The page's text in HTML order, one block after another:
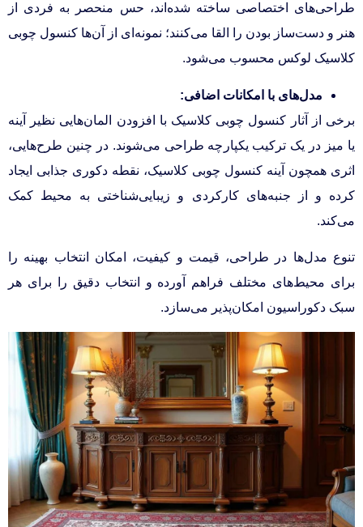
طراحی‌های اختصاصی ساخته شده‌اند، حس منحصر به فردی از
هنر و دست‌ساز بودن را القا می‌کنند؛ نمونه‌ای از آن‌ها کنسول چوبی
کلاسیک لوکس محسوب می‌شود.
مدل‌های با امکانات اضافی:
برخی از آثار کنسول چوبی کلاسیک با افزودن المان‌هایی نظیر آینه
یا میز در یک ترکیب یکپارچه طراحی می‌شوند. در چنین طرح‌هایی،
اثری همچون آینه کنسول چوبی کلاسیک، نقطه دکوری جذابی ایجاد
کرده و از جنبه‌های کارکردی و زیبایی‌شناختی به محیط کمک
می‌کند.
تنوع مدل‌ها در طراحی، قیمت و کیفیت، امکان انتخاب بهینه را
برای محیط‌های مختلف فراهم آورده و انتخاب دقیق را برای هر
سبک دکوراسیون امکان‌پذیر می‌سازد.